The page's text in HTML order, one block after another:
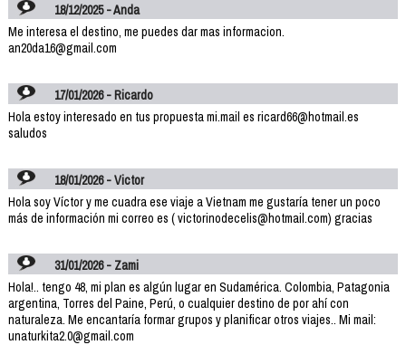
18/12/2025 - Anda
Me interesa el destino, me puedes dar mas informacion.
an20da16@gmail.com
17/01/2026 - Ricardo
Hola estoy interesado en tus propuesta mi.mail es ricard66@hotmail.es
saludos
18/01/2026 - Victor
Hola soy Víctor y me cuadra ese viaje a Vietnam me gustaría tener un poco
más de información mi correo es ( victorinodecelis@hotmail.com) gracias
31/01/2026 - Zami
Hola!.. tengo 48, mi plan es algún lugar en Sudamérica. Colombia, Patagonia
argentina, Torres del Paine, Perú, o cualquier destino de por ahí con
naturaleza. Me encantaría formar grupos y planificar otros viajes.. Mi mail:
unaturkita2.0@gmail.com